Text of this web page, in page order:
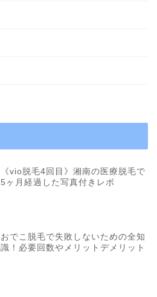
《vio脱毛4回目》湘南の医療脱毛で
5ヶ月経過した写真付きレポ
おでこ脱毛で失敗しないための全知
識！必要回数やメリットデメリット